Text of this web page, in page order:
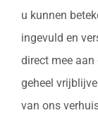
u kunnen
ingevuld en
direct mee aan
geheel
van ons